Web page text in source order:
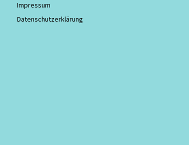
Impressum
Datenschutzerklärung